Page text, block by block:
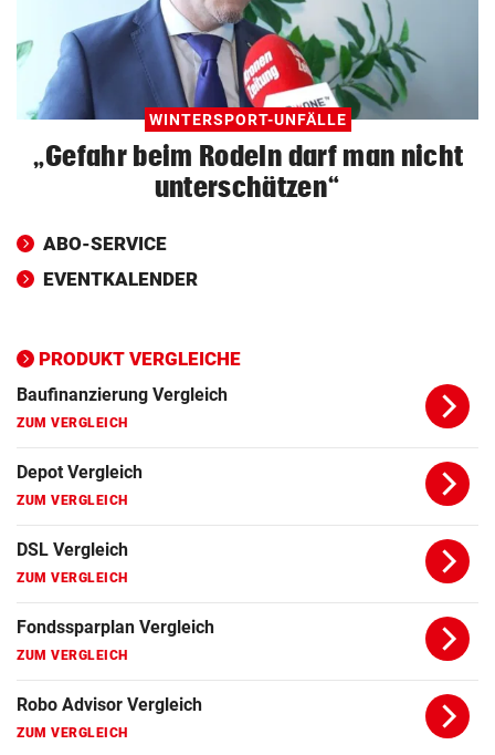
WINTERSPORT-UNFÄLLE
„Gefahr beim Rodeln darf man nicht
unterschätzen“
ABO-SERVICE
EVENTKALENDER
PRODUKT VERGLEICHE
Echter Ökostrom Vergleich
ZUM VERGLEICH
Baufinanzierung Vergleich
ZUM VERGLEICH
Depot Vergleich
DSL Vergleich
ZUM VERGLEICH
ZUM VERGLEICH
Robo Advisor Vergleich
ZUM VERGLEICH
Gas Vergleich
ZUM VERGLEICH
Girokonto Vergleich
ZUM VERGLEICH
Kredit Vergleich
ZUM VERGLEICH
Kreditkarte Vergleich
ZUM VERGLEICH